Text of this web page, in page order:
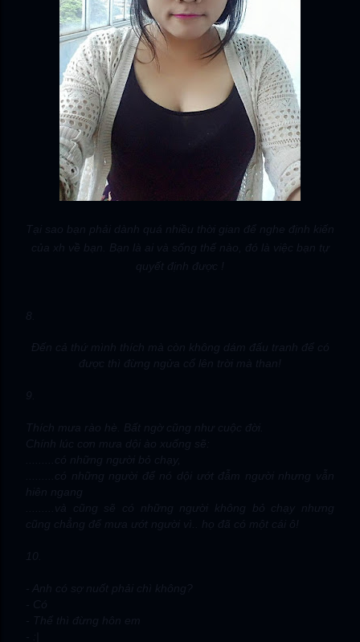
Tại sao bạn phải dành quá nhiều thời gian để nghe định kiến
của xh về bạn. Bạn là ai và sống thế nào, đó là việc bạn tự
quyết định được !
Đến cả thứ mình thích mà còn không dám đấu tranh để có
được thì đừng ngửa cổ lên trời mà than!
Thích mưa rào hè. Bất ngờ cũng như cuộc đời.
Chính lúc cơn mưa dội ào xuống sẽ:
.........có những người bỏ chạy,
.........có những người để nó dội ướt đẫm người nhưng vẫn
hiên ngang
.........và cũng sẽ có những người không bỏ chạy nhưng
cũng chẳng để mưa ướt người vì.. họ đã có một cái ô!
- Anh có sợ nuốt phải chì không?
- Thế thì đừng hôn em